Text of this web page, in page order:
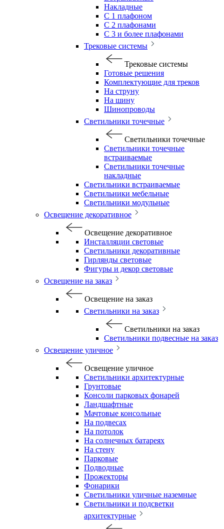
Накладные
С 1 плафоном
С 2 плафонами
С 3 и более плафонами
Трековые системы
Трековые системы
Готовые решения
Комплектующие для треков
На струну
На шину
Шинопроводы
Светильники точечные
Светильники точечные
Светильники точечные
встраиваемые
Светильники точечные
накладные
Светильники встраиваемые
Светильники мебельные
Светильники модульные
Освещение декоративное
Освещение декоративное
Инсталляции световые
Светильники декоративные
Гирлянды световые
Фигуры и декор световые
Освещение на заказ
Освещение на заказ
Светильники на заказ
Светильники на заказ
Светильники подвесные на заказ
Освещение уличное
Освещение уличное
Светильники архитектурные
Грунтовые
Консоли парковых фонарей
Ландшафтные
Мачтовые консольные
На подвесах
На потолок
На солнечных батареях
На стену
Парковые
Подводные
Прожекторы
Фонарики
Светильники уличные наземные
Светильники и подсветки
архитектурные